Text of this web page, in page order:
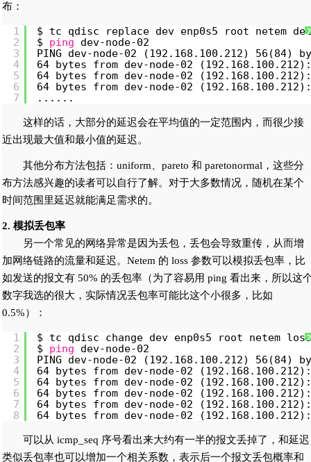
布：
?
1
2
3
4
5
6
7
$ tc qdisc replace dev enp0s5 root netem
$ ping
dev-node-02
PING dev-node-02 (192.168.100.212) 56(84)
64 bytes from dev-node-02
64 bytes from dev-node-02
64 bytes from dev-node-02
......
这样的话，大部分的延迟会在平均值的一定范围内，而很少接
近出现最大值和最小值的延迟。
其他分布方法包括：uniform、pareto 和 paretonormal，这些分
布方法感兴趣的读者可以自行了解。对于大多数情况，随机在某个
时间范围里延迟就能满足需求的。
2. 模拟丢包率
另一个常见的网络异常是因为丢包，丢包会导致重传，从而增
加网络链路的流量和延迟。Netem 的 loss 参数可以模拟丢包率，比
如发送的报文有 50% 的丢包率（为了容易用 ping 看出来，所以这
数字我选的很大，实际情况丢包率可能比这个小很多，比如
0.5%）：
?
1
2
3
4
5
6
7
8
$ tc qdisc change dev enp0s5 root netem loss
$ ping
dev-node-02
PING dev-node-02 (192.168.100.212) 56(84)
64 bytes from dev-node-02
64 bytes from dev-node-02
64 bytes from dev-node-02
64 bytes from dev-node-02
64 bytes from dev-node-02
可以从 icmp_seq 序号看出来大约有一半的报文丢掉了，和延迟
类似丢包率也可以增加一个相关系数，表示后一个报文丢包概率和